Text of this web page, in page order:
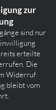
zur
sind nur
erteilte
Die
Widerruf
bleibt vom